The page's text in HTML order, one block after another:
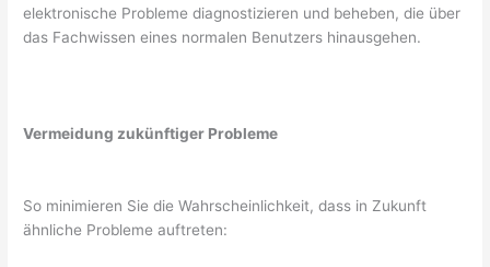
elektronische Probleme diagnostizieren und beheben, die über
das Fachwissen eines normalen Benutzers hinausgehen.
Vermeidung zukünftiger Probleme
So minimieren Sie die Wahrscheinlichkeit, dass in Zukunft
ähnliche Probleme auftreten: